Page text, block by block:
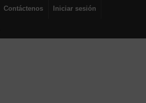
Iniciar sesión
Contáctenos